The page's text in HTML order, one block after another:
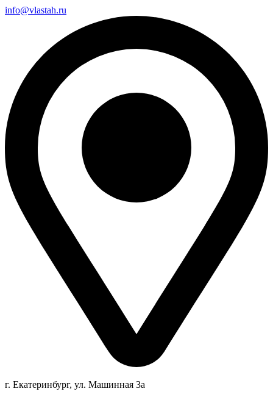
info@vlastah.ru
г. Екатеринбург, ул. Машинная 3а